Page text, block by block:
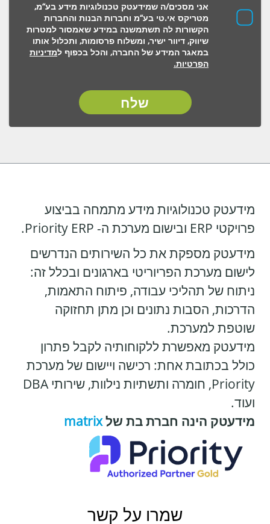
אני מסכים/ה שמידעטק טכנולוגיות מידע בע“מ,
מטריקס אי.טי בע“מ וחברות הבנות והחברות
הקשורות לה תשתמשנה במידע שאמסור למטרות
שיווק, דיוור ישיר, ומשלוח פרסומות, ותכלול אותו
במאגר המידע של החברה, והכל בכפוף למדיניות
הפרטיות.
מידעטק טכנולוגיות מידע מתמחה בביצוע
פרויקטי ERP ובישום מערכת ה- Priority ERP.
מידעטק מספקת את כל השירותים הנדרשים
לישום מערכת הפריוריטי בארגונים ובכלל זה:
ניתוח של תהליכי עבודה, פיתוח התאמות,
הדרכות, הסבות נתונים וכן מתן תחזוקה
שוטפת למערכת.
מידעטק מאפשרת ללקוחותיה לקבל פתרון
כולל בכתובת אחת: רכישה ויישום של מערכת
Priority, חומרה ותשתיות נילוות, שירותי DBA
ועוד.
מידעטק הינה חברת בת שלmatrix
שמרו על קשר